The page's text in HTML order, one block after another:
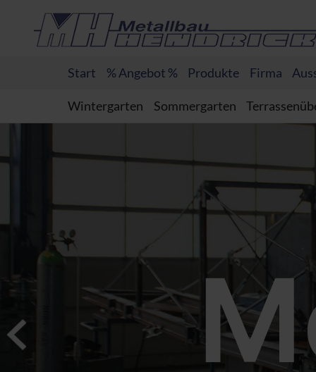
Start % Angebot % Produkte Firma
Wintergarten Sommergarten